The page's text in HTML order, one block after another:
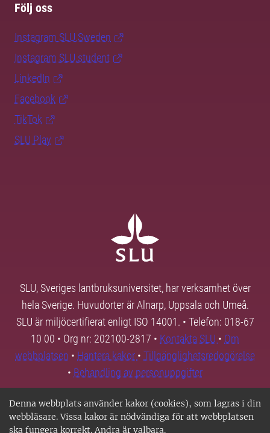
Denna webbplats använder kakor (cookies), som lagras i din
webbläsare. Vissa kakor är nödvändiga för att webbplatsen
ska fungera korrekt. Andra är valbara.
Följ oss
Instagram SLU.Sweden
Instagram SLU.student
LinkedIn
Facebook
TikTok
SLU Play
SLU, Sveriges lantbruksuniversitet, har verksamhet över
hela Sverige. Huvudorter är Alnarp, Uppsala och Umeå.
SLU är miljöcertifierat enligt ISO 14001. • Telefon: 018-67
10 00 • Org nr: 202100-2817 • Kontakta SLU • Om
webbplatsen • Hantera kakor • Tillgänglighetsredogörelse
• Behandling av personuppgifter